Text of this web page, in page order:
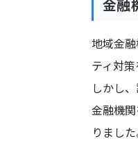
金融
地域金
ティ対策
しかし
金融機
りました